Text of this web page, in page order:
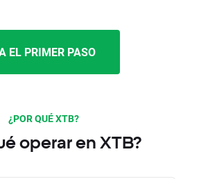
EL PRIMER PASO
¿POR QUÉ XTB?
operar en XTB?